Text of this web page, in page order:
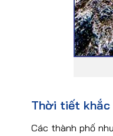
Thời tiết khắc
Các thành phố